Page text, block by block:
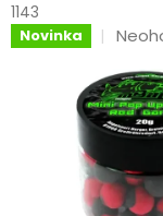
1143
Novinka
je
0,0
5